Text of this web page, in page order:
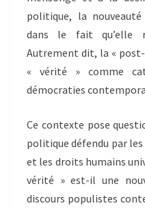
politique, la
dans le fait qu’elle
Autrement dit, la «
« vérité » comme
démocraties
Ce contexte pose
politique défendu par
et les droits humains
vérité » est-il une
discours populistes